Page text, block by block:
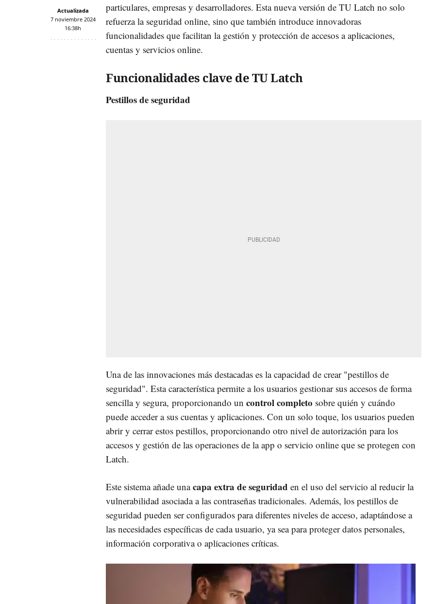
Actualizada
7 noviembre 2024
16:38h
particulares, empresas y desarrolladores. Esta nueva versión de TU Latch no solo
refuerza la seguridad online, sino que también introduce innovadoras
funcionalidades que facilitan la gestión y protección de accesos a aplicaciones,
cuentas y servicios online.
Funcionalidades clave de TU Latch
Pestillos de seguridad
Una de las innovaciones más destacadas es la capacidad de crear "pestillos de
seguridad". Esta característica permite a los usuarios gestionar sus accesos de forma
sencilla y segura, proporcionando un control completo sobre quién y cuándo
puede acceder a sus cuentas y aplicaciones. Con un solo toque, los usuarios pueden
abrir y cerrar estos pestillos, proporcionando otro nivel de autorización para los
accesos y gestión de las operaciones de la app o servicio online que se protegen con
Latch.
Este sistema añade unacapa extra de seguridad en el uso del servicio al reducir la
vulnerabilidad asociada a las contraseñas tradicionales. Además, los pestillos de
seguridad pueden ser configurados para diferentes niveles de acceso, adaptándose a
las necesidades específicas de cada usuario, ya sea para proteger datos personales,
información corporativa o aplicaciones críticas.